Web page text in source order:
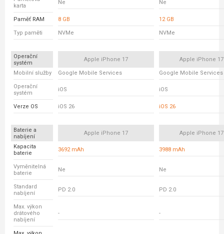
karta
Ne Ne
Paměť RAM 8 GB 12 GB
Typ paměti NVMe NVMe
Operační
systém
Apple iPhone 17 Apple iPhone
Mobilní služby Google Mobile Services Google Mobile Services
Operační
systém
iOS iOS
Verze OS iOS 26 iOS 26
Baterie a
nabíjení
Apple iPhone 17 Apple iPhone
Kapacita
baterie
3692 mAh 3988 mAh
Vyměnitelná
baterie
Ne Ne
Standard
nabíjení
PD 2.0 PD 2.0
Max. výkon
drátového
nabíjení
- -